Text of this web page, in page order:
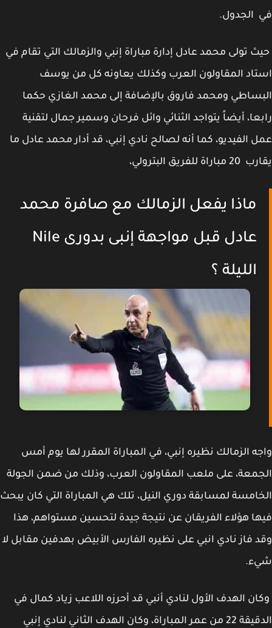
الجدول.
تولى محمد عادل إدارة مباراة إنبي والزمالك التي تقام في
المقاولون العرب وكذلك يعاونه كل من يوسف
ومحمد فاروق بالإضافة إلى محمد الغازي حكما
أيضاً يتواجد الثنائي وائل فرحان وسمير جمال لتقنية
الفيديو، كما أنه لصالح نادي إنبي، قد أدار محمد عادل ما
للفريق البترولي،
ماذا يفعل الزمالك مع صافرة محمد
عادل قبل مواجهة إنبى بدورى Nile
الليلة ؟
الزمالك نظيره إنبي، في المباراة المقرر لها يوم أمس
على ملعب المقاولون العرب، وذلك من ضمن الجولة
لمسابقة دوري النيل، تلك هي المباراة التي كان يبحث
هؤلاء الفريقان عن نتيجة جيدة لتحسين مستواهم، هذا
فاز نادي انبي على نظيره الفارس الأبيض بهدفين مقابل لا
الهدف الأول لنادي أنبي قد أحرزه اللاعب زياد كمال في
الدقيقة 22 من عمر المباراة، وكان الهدف الثاني لنادي إنبي